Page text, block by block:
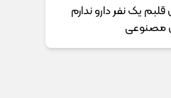
یک نفر دارو ندارم
مصنوعی